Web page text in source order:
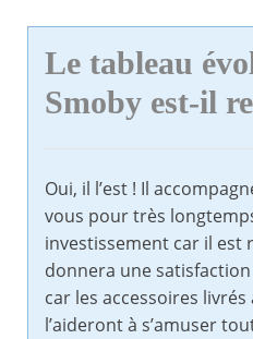
Le tableau
Smoby est-il
Oui, il l’est ! Il
vous pour très
investissement car il est
donnera une
car les accessoires livrés
l’aideront à s’amuser